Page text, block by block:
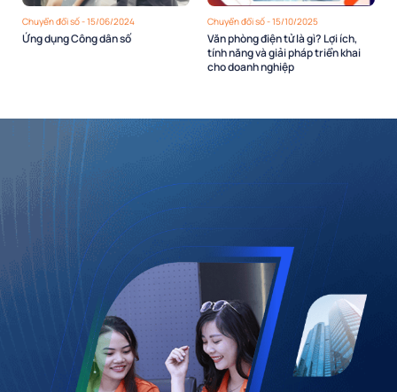
Chuyển đổi số - 15/06/2024
Ứng dụng Công dân số
Chuyển đổi số - 15/10/2025
Văn phòng điện tử là gì? Lợi ích,
tính năng và giải pháp triển khai
cho doanh nghiệp